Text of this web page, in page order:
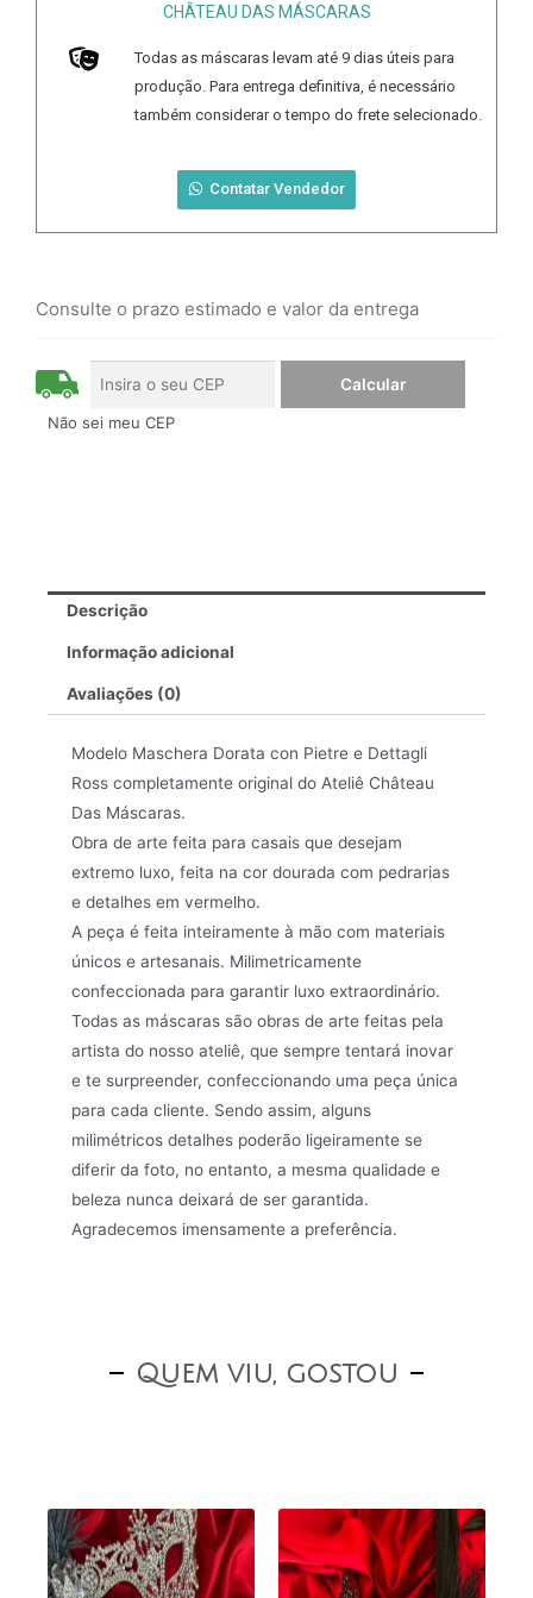
Descrição
Informação adicional
Avaliações (0)
Modelo Maschera Dorata con Pietre e Dettagli
Ross completamente original do Ateliê Château
Das Máscaras.
Obra de arte feita para casais que desejam
extremo luxo, feita na cor dourada com pedrarias
e detalhes em vermelho.
A peça é feita inteiramente à mão com materiais
únicos e artesanais. Milimetricamente
confeccionada para garantir luxo extraordinário.
Todas as máscaras são obras de arte feitas pela
artista do nosso ateliê, que sempre tentará inovar
e te surpreender, confeccionando uma peça única
para cada cliente. Sendo assim, alguns
milimétricos detalhes poderão ligeiramente se
diferir da foto, no entanto, a mesma qualidade e
beleza nunca deixará de ser garantida.
Agradecemos imensamente a preferência.
Quem viu, gostou
CHÂTEAU DAS MÁSCARAS
Todas as máscaras levam até 9 dias úteis para
produção. Para entrega definitiva, é necessário
também considerar o tempo do frete selecionado.
Contatar Vendedor
Consulte o prazo estimado e valor da entrega
Não sei meu CEP